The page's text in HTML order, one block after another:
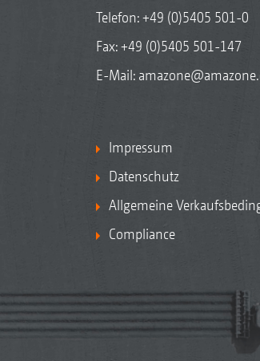
Telefon:+49 (0)5405 501-0
Fax: +49 (0)5405 501-147
E-Mail:
Impressum
Datenschutz
Allgemeine
Compliance